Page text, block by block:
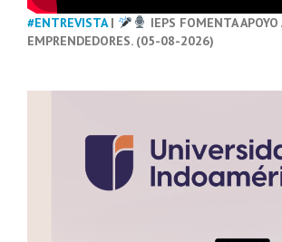
#ENTREVISTA|
IEPS FOMENTA APOYO
EMPRENDEDORES. (05-08-2026)